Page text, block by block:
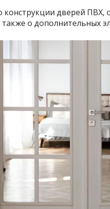
конструкции дверей ПВХ,
о дополнительных